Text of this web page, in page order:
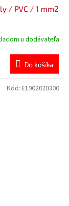
/ PVC / 1 mm2
u dodávateľa
Do košíka
Kód: E1902020300